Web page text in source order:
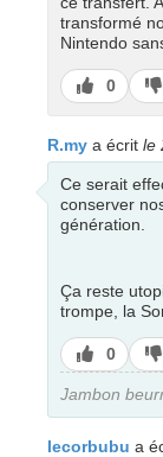
transformé
Nintendo
J’aime
0
R.my a écrit le
Ce serait
conserver
génération.
Ça reste
trompe, la
J’aime
0
Jambon
lecorbubu a